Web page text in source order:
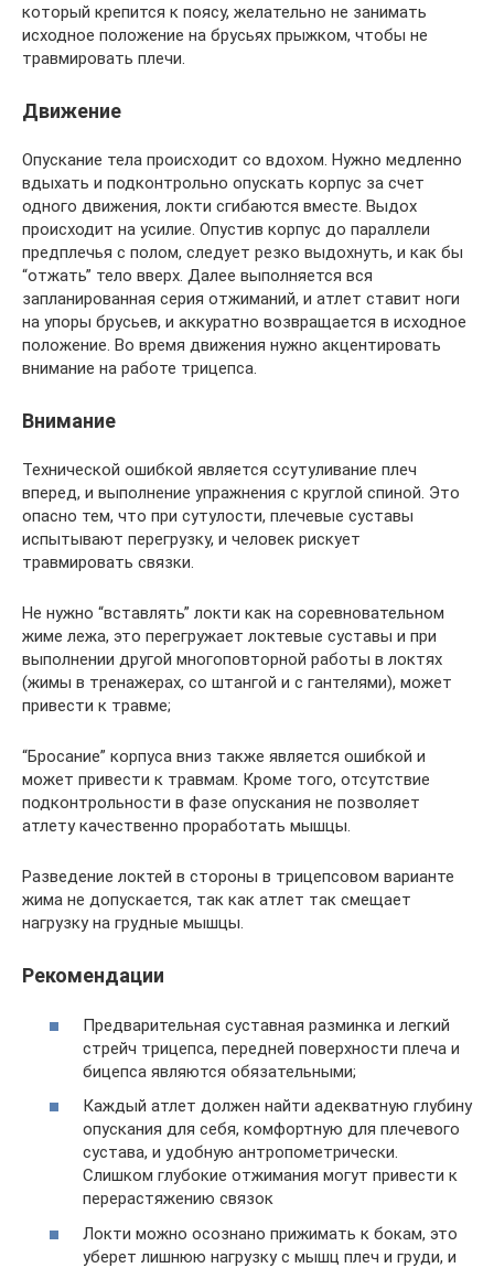
который крепится к поясу, желательно не занимать
исходное положение на брусьях прыжком, чтобы не
травмировать плечи.
Движение
Опускание тела происходит со вдохом. Нужно медленно
вдыхать и подконтрольно опускать корпус за счет
одного движения, локти сгибаются вместе. Выдох
происходит на усилие. Опустив корпус до параллели
предплечья с полом, следует резко выдохнуть, и как бы
“отжать” тело вверх. Далее выполняется вся
запланированная серия отжиманий, и атлет ставит ноги
на упоры брусьев, и аккуратно возвращается в исходное
положение. Во время движения нужно акцентировать
внимание на работе трицепса.
Внимание
Технической ошибкой является ссутуливание плеч
вперед, и выполнение упражнения с круглой спиной. Это
опасно тем, что при сутулости, плечевые суставы
испытывают перегрузку, и человек рискует
травмировать связки.
Не нужно “вставлять” локти как на соревновательном
жиме лежа, это перегружает локтевые суставы и при
выполнении другой многоповторной работы в локтях
(жимы в тренажерах, со штангой и с гантелями), может
привести к травме;
“Бросание” корпуса вниз также является ошибкой и
может привести к травмам. Кроме того, отсутствие
подконтрольности в фазе опускания не позволяет
атлету качественно проработать мышцы.
Разведение локтей в стороны в трицепсовом варианте
жима не допускается, так как атлет так смещает
нагрузку на грудные мышцы.
Рекомендации
Предварительная суставная разминка и легкий
стрейч трицепса, передней поверхности плеча и
бицепса являются обязательными;
Каждый атлет должен найти адекватную глубину
опускания для себя, комфортную для плечевого
сустава, и удобную антропометрически.
Слишком глубокие отжимания могут привести к
перерастяжению связок
Локти можно осознано прижимать к бокам, это
уберет лишнюю нагрузку с мышц плеч и груди, и